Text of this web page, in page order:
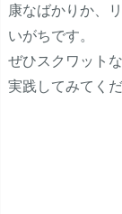
康なばかりか、
いがちです。
ぜひスクワット
実践してみてくだ